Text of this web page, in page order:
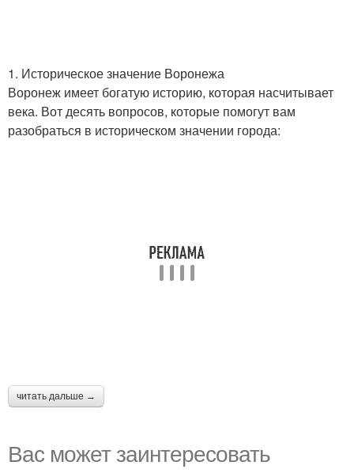
1. Историческое значение Воронежа
Воронеж имеет богатую историю, которая насчитывает
века. Вот десять вопросов, которые помогут вам
разобраться в историческом значении города:
читать дальше →
Вас может заинтересовать